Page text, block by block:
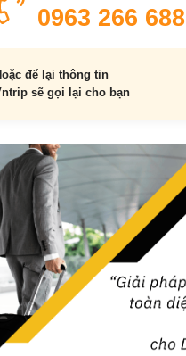
0963 266 688
để lại thông tin
sẽ gọi lại cho bạn